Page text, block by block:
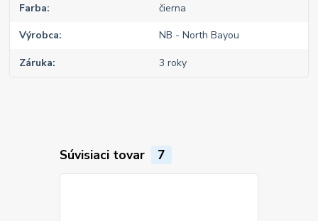
Farba čierna
Výrobca NB - North Bayou
Záruka 3 roky
Súvisiaci tovar 7